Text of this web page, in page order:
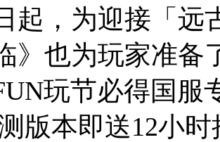
，为迎接「远
》也为玩家准备
玩节必得国服
版本即送12小